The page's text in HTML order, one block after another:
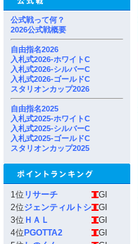
公式戦って何？
2026公式戦概要
自由指名2026
入札式2026-ホワイトC
入札式2026-シルバーC
入札式2026-ゴールドC
スタリオンカップ2026
自由指名2025
入札式2025-ホワイトC
入札式2025-シルバーC
入札式2025-ゴールドC
スタリオンカップ2025
1位 リサーチ
GI
2位ジェンティルトシ
GI
3位 ＨＡＬ
GI
4位 PGOTTA2
GI